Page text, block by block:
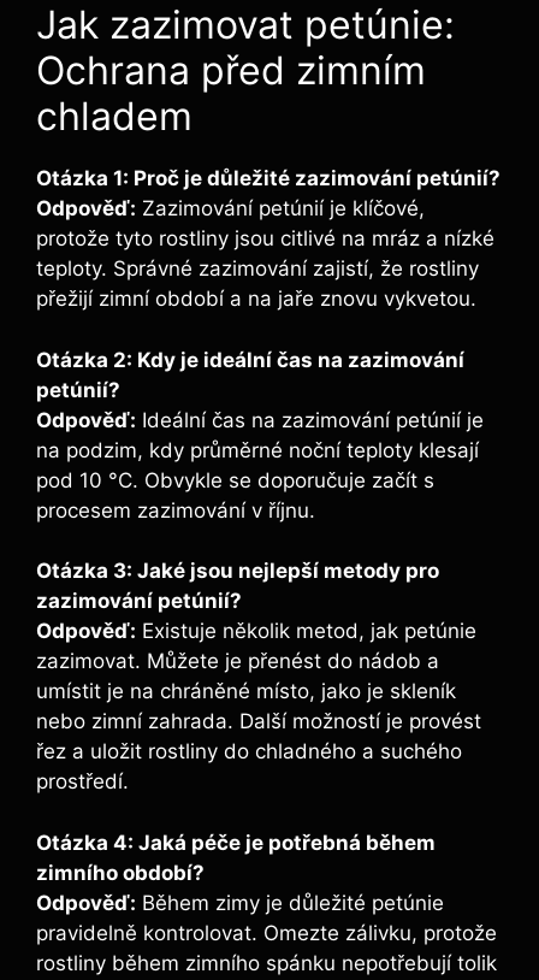
Jak zazimovat petúnie:
Ochrana před zimním
chladem
Otázka 1: Proč je důležité zazimování petúnií?
Odpověď: Zazimování petúnií je klíčové,
protože tyto rostliny jsou citlivé na mráz a nízké
teploty. Správné zazimování zajistí, že rostliny
přežijí zimní období a na jaře znovu vykvetou.
Otázka 2: Kdy je ideální čas na zazimování
petúnií?
Odpověď: Ideální čas na zazimování petúnií je
na podzim, kdy průměrné noční teploty klesají
pod 10 °C. Obvykle se doporučuje začít s
procesem zazimování v říjnu.
Otázka 3: Jaké jsou nejlepší metody pro
zazimování petúnií?
Odpověď: Existuje několik metod, jak petúnie
zazimovat. Můžete je přenést do nádob a
umístit je na chráněné místo, jako je skleník
nebo zimní zahrada. Další možností je provést
řez a uložit rostliny do chladného a suchého
prostředí.
Otázka 4: Jaká péče je potřebná během
zimního období?
Odpověď: Během zimy je důležité petúnie
pravidelně kontrolovat. Omezte zálivku, protože
rostliny během zimního spánku nepotřebují tolik